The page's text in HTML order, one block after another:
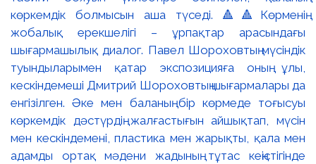
көркемдік болмысын аша түседі. 🔺🔺Көрменің
жобалық ерекшелігі – ұрпақтар арасындағы
шығармашылық диалог. Павел Шороховтың мүсіндік
туындыларымен қатар экспозицияға оның ұлы,
кескіндемеші Дмитрий Шороховтың шығармалары да
енгізілген. Әке мен баланың бір көрмеде тоғысуы
көркемдік дәстүрдің жалғастығын айшықтап, мүсін
мен кескіндемені, пластика мен жарықты, қала мен
адамды ортақ мәдени жадының тұтас кеңістігінде